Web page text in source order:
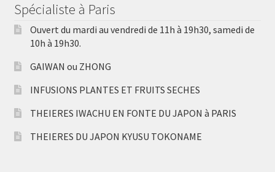
Spécialiste à Paris
Ouvert du mardi au vendredi de 11h à 19h30, samedi de
10h à 19h30.
GAIWAN ou ZHONG
INFUSIONS PLANTES ET FRUITS SECHES
THEIERES IWACHU EN FONTE DU JAPON à PARIS
THEIERES DU JAPON KYUSU TOKONAME